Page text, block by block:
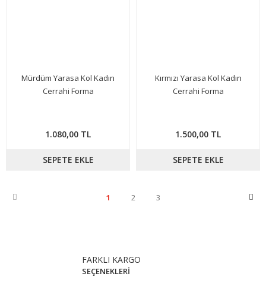
Mürdüm Yarasa Kol Kadın
Cerrahi Forma
1.080,00 TL
SEPETE EKLE
Kırmızı Yarasa Kol Kadın
Cerrahi Forma
1.500,00 TL
SEPETE EKLE
1 2 3
FARKLI KARGO
SEÇENEKLERİ